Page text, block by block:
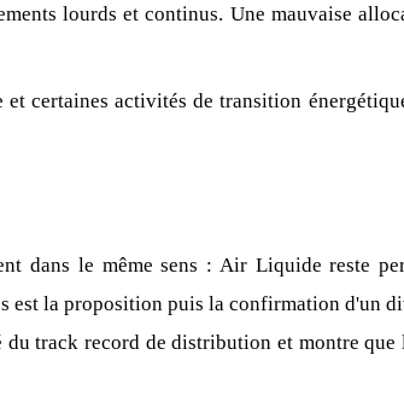
lourds et continus. Une mauvaise
et certaines activités de transition
dans le même sens : Air Liquide reste
la proposition puis la confirmation d'un
track record de distribution et montre